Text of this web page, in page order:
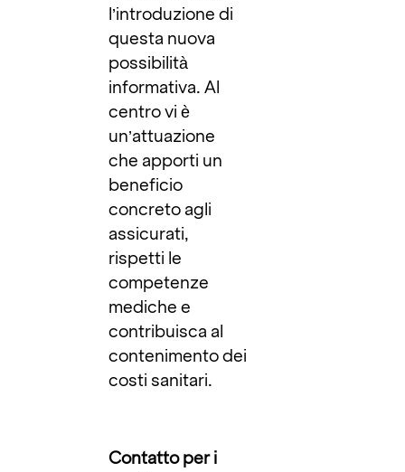
l’introduzione di
questa nuova
possibilità
informativa. Al
centro vi è
un’attuazione
che apporti un
beneficio
concreto agli
assicurati,
rispetti le
competenze
mediche e
contribuisca al
contenimento dei
costi sanitari.
Contatto per i